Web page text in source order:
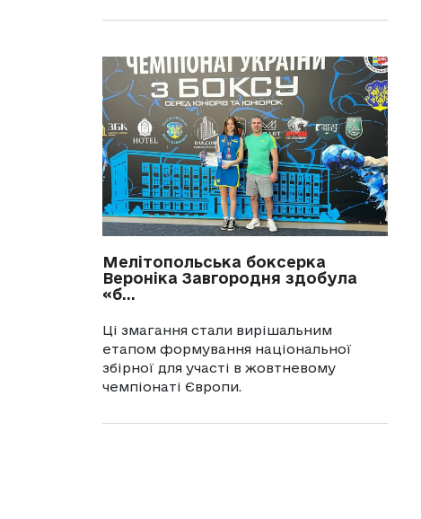
Мелітопольська боксерка
Вероніка Завгородня здобула
«б...
Ці змагання стали вирішальним
етапом формування національної
збірної для участі в жовтневому
чемпіонаті Європи.